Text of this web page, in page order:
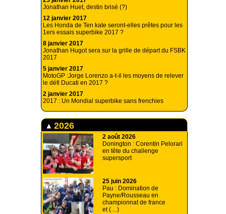
Jonathan Huet, destin brisé (?)
12 janvier 2017
Les Honda de Ten kate seront-elles prêtes pour les
1ers essais superbike 2017 ?
8 janvier 2017
Jonathan Hugot sera sur la grille de départ du FSBK
2017
5 janvier 2017
MotoGP :Jorge Lorenzo a-t-il les moyens de relever
le défi Ducati en 2017 ?
2 janvier 2017
2017 : Un Mondial superbike sans frenchies
2026
2 août 2026
Donington : Corentin Pelorari
en tête du challenge
supersport
25 juin 2026
Pau : Domination de
Payne/Rousseau en
championnat de france
et (…)